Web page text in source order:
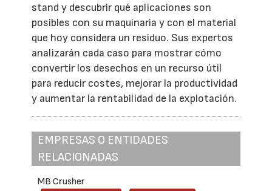
stand y descubrir qué aplicaciones son
posibles con su maquinaria y con el material
que hoy considera un residuo. Sus expertos
analizarán cada caso para mostrar cómo
convertir los desechos en un recurso útil
para reducir costes, mejorar la productividad
y aumentar la rentabilidad de la explotación.
EMPRESAS O ENTIDADES
RELACIONADAS
MB Crusher